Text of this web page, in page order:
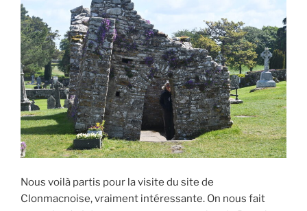
Nous voilà partis pour la visite du site de
Clonmacnoise, vraiment intéressante. On nous fait